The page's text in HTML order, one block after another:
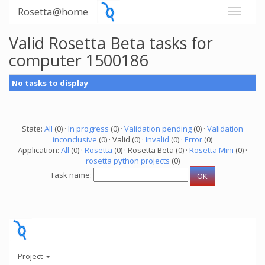
Rosetta@home
Valid Rosetta Beta tasks for
computer 1500186
No tasks to display
State: All (0) · In progress (0) · Validation pending (0) · Validation
inconclusive (0) · Valid (0) · Invalid (0) · Error (0)
Application: All (0) · Rosetta (0) · Rosetta Beta (0) · Rosetta Mini (0) ·
rosetta python projects (0)
Task name:
Project